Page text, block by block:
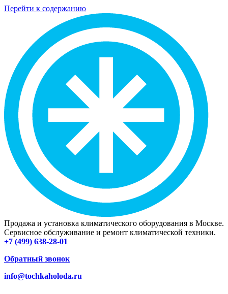
Перейти к содержанию
Продажа и установка климатического оборудования в Москве.
Сервисное обслуживание и ремонт климатической техники.
+7 (499) 638-28-01
Обратный звонок
info@tochkaholoda.ru